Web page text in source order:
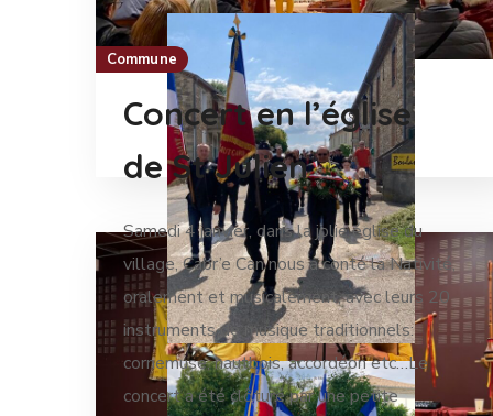
Commune
Concert en l’église
de St Julien
Samedi 4 janvier, dans la jolie église du
village, Cabr’e Can nous a conté la Nativité,
oralement et musicalement, avec leurs 20
instruments de musique traditionnels:
cornemuse, hautbois, accordéon etc…Le
concert a été clôturé par une petite